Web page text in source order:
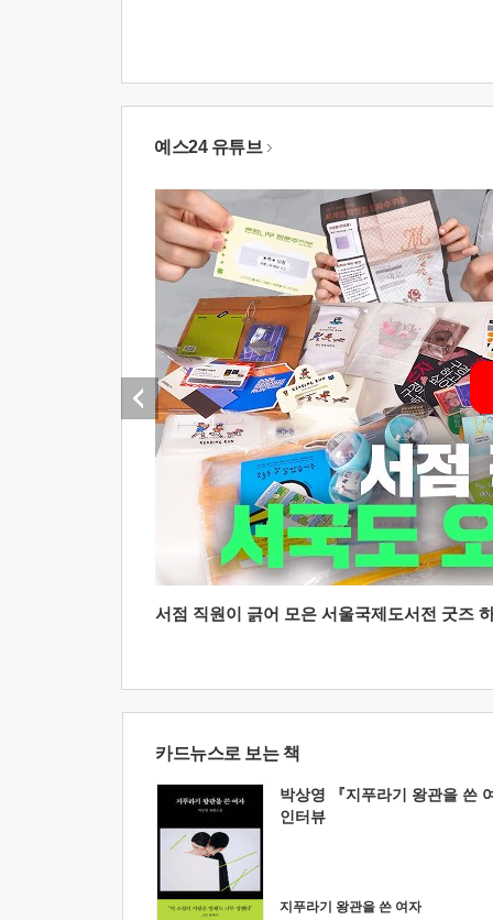
예스24 유튜브
서점 직원이 긁어 모은 서울국제도서전 굿즈
카드뉴스로 보는 책
박상영 『지푸라기 왕관을 쓴
인터뷰
지푸라기 왕관을 쓴 여자